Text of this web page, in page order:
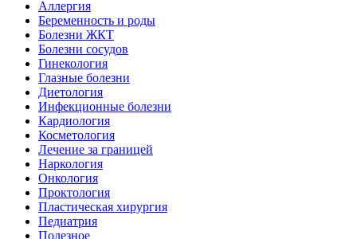
Аллергия
Беременность и роды
Болезни ЖКТ
Болезни сосудов
Гинекология
Глазные болезни
Диетология
Инфекционные болезни
Кардиология
Косметология
Лечение за границей
Наркология
Онкология
Проктология
Пластическая хирургия
Педиатрия
Полезное